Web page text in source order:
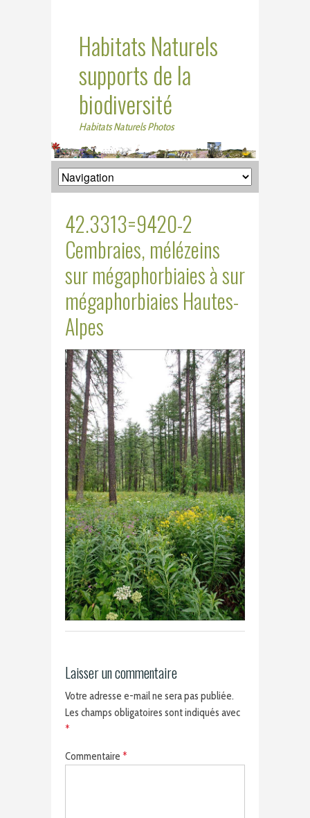
Habitats Naturels
supports de la
biodiversité
Habitats Naturels Photos
42.3313=9420-2
Cembraies, mélézeins
sur mégaphorbiaies à sur
mégaphorbiaies Hautes-
Alpes
Laisser un commentaire
Votre adresse e-mail ne sera pas publiée.
Les champs obligatoires sont indiqués avec
*
Commentaire *